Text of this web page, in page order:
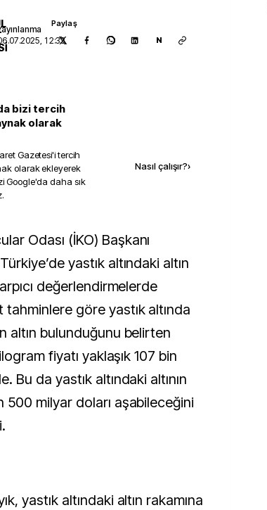
12:33
Paylaş
N
bizi tercih
olarak
Gazetesi'i tercih
olarak ekleyerek
Google'da daha sık
Nasıl çalışır?›
yastık altındaki altın
değerlendirmelerde
göre yastık altında
altın bulunduğunu belirten
fiyatı yaklaşık 107 bin
Bu da yastık altındaki altının
500 milyar doları aşabileceğini
yastık altındaki altın rakamına